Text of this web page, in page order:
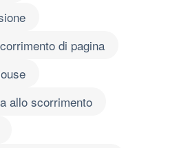
di pagina
allo scorrimento